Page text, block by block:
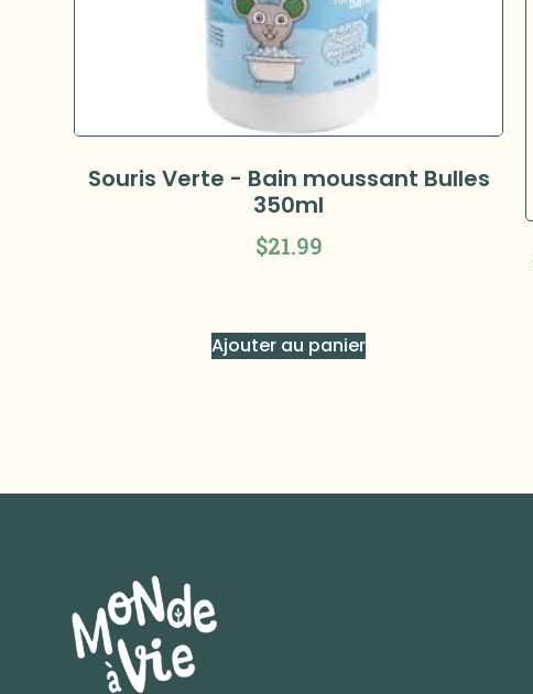
Souris Verte - Bain moussant Bulles
350ml
$21.99
Ajouter au panier